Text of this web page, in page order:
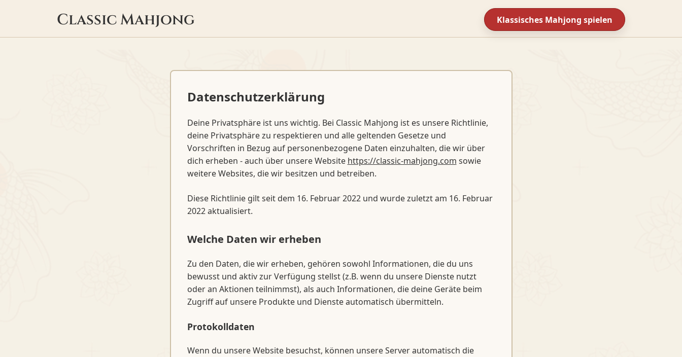
Classic Mahjong Klassisches Mahjong spielen
Datenschutzerklärung
Deine Privatsphäre ist uns wichtig. Bei Classic Mahjong ist es unsere Richtlinie,
deine Privatsphäre zu respektieren und alle geltenden Gesetze und
Vorschriften in Bezug auf personenbezogene Daten einzuhalten, die wir über
dich erheben - auch über unsere Website https://classic-mahjong.com sowie
weitere Websites, die wir besitzen und betreiben.
Diese Richtlinie gilt seit dem 16. Februar 2022 und wurde zuletzt am 16. Februar
2022 aktualisiert.
Welche Daten wir erheben
Zu den Daten, die wir erheben, gehören sowohl Informationen, die du uns
bewusst und aktiv zur Verfügung stellst (z.B. wenn du unsere Dienste nutzt
oder an Aktionen teilnimmst), als auch Informationen, die deine Geräte beim
Zugriff auf unsere Produkte und Dienste automatisch übermitteln.
Protokolldaten
Wenn du unsere Website besuchst, können unsere Server automatisch die